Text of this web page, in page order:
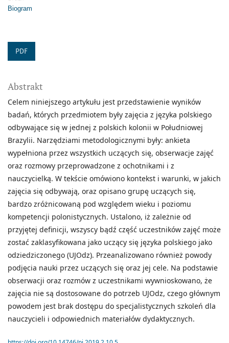
Biogram
PDF
Abstrakt
Celem niniejszego artykułu jest przedstawienie wyników
badań, których przedmiotem były zajęcia z języka polskiego
odbywające się w jednej z polskich kolonii w Południowej
Brazylii. Narzędziami metodologicznymi były: ankieta
wypełniona przez wszystkich uczących się, obserwacje zajęć
oraz rozmowy przeprowadzone z ochotnikami i z
nauczycielką. W tekście omówiono kontekst i warunki, w jakich
zajęcia się odbywają, oraz opisano grupę uczących się,
bardzo zróżnicowaną pod względem wieku i poziomu
kompetencji polonistycznych. Ustalono, iż zależnie od
przyjętej definicji, wszyscy bądź część uczestników zajęć może
zostać zaklasyfikowana jako uczący się języka polskiego jako
odziedziczonego (UJOdz). Przeanalizowano również powody
podjęcia nauki przez uczących się oraz jej cele. Na podstawie
obserwacji oraz rozmów z uczestnikami wywnioskowano, że
zajęcia nie są dostosowane do potrzeb UJOdz, czego głównym
powodem jest brak dostępu do specjalistycznych szkoleń dla
nauczycieli i odpowiednich materiałów dydaktycznych.